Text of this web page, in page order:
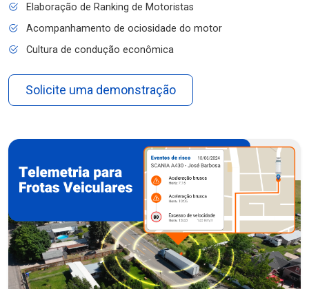
Elaboração de Ranking de Motoristas
Acompanhamento de ociosidade do motor
Cultura de condução econômica
Solicite uma demonstração